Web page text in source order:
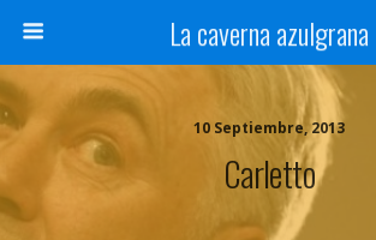
La caverna azulgrana
10 Septiembre, 2013
Carletto